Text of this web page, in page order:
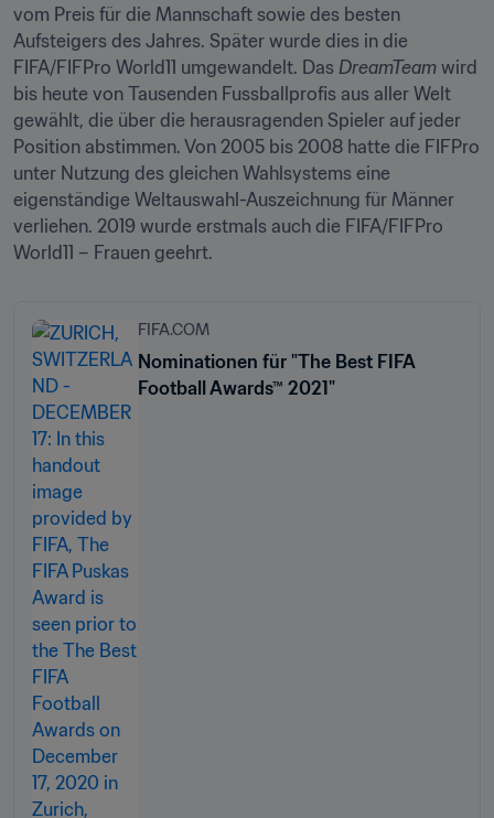
vom Preis für die Mannschaft sowie des besten
Aufsteigers des Jahres. Später wurde dies in die
FIFA/FIFPro World11 umgewandelt. Das DreamTeam wird
bis heute von Tausenden Fussballprofis aus aller Welt
gewählt, die über die herausragenden Spieler auf jeder
Position abstimmen. Von 2005 bis 2008 hatte die FIFPro
unter Nutzung des gleichen Wahlsystems eine
eigenständige Weltauswahl-Auszeichnung für Männer
verliehen. 2019 wurde erstmals auch die FIFA/FIFPro
World11 – Frauen geehrt.
FIFA.COM
Nominationen für "The Best FIFA
Football Awards™ 2021"